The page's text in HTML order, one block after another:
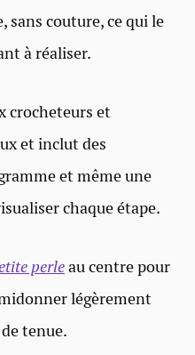
sans couture, ce qui le
à réaliser.
crocheteurs et
et inclut des
et même une
chaque étape.
perleau centre pour
légèrement
tenue.